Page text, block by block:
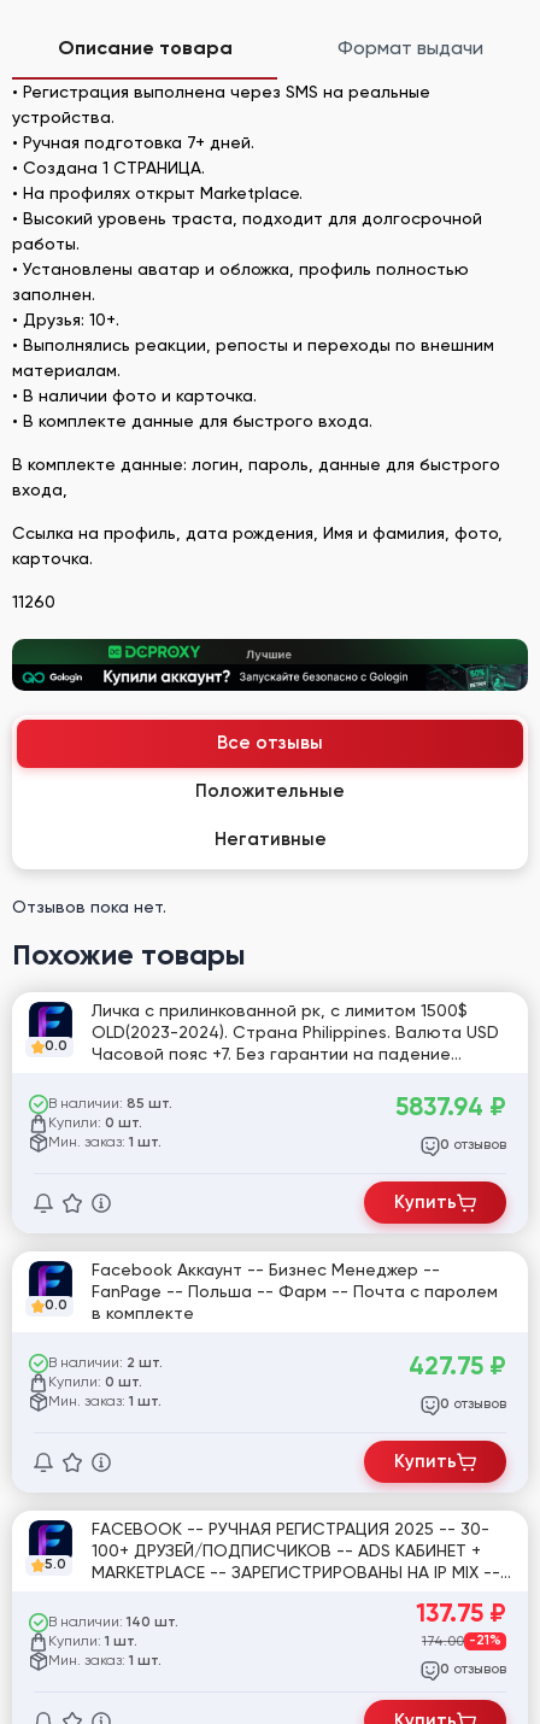
Описание товара Формат выдачи
• Регистрация выполнена через SMS на реальные
устройства.
• Ручная подготовка 7+ дней.
• Создана 1 СТРАНИЦА.
• На профилях открыт Marketplace.
• Высокий уровень траста, подходит для долгосрочной
работы.
• Установлены аватар и обложка, профиль полностью
заполнен.
• Друзья: 10+.
• Выполнялись реакции, репосты и переходы по внешним
материалам.
• В наличии фото и карточка.
• В комплекте данные для быстрого входа.
В комплекте данные: логин, пароль, данные для быстрого
входа,
Ссылка на профиль, дата рождения, Имя и фамилия, фото,
карточка.
11260
Все отзывы
Положительные
Негативные
Отзывов пока нет.
Похожие товары
0.0
Личка с прилинкованной рк, с лимитом 1500$
OLD(2023-2024). Страна Philippines. Валюта USD
Часовой пояс +7. Без гарантии на падение
В наличии: 85 шт.
Купили: 0 шт.
Мин. заказ: 1 шт.
5837.94 ₽
0 отзывов
Купить
0.0
Facebook Аккаунт -- Бизнес Менеджер --
FanPage -- Польша -- Фарм -- Почта с паролем
в комплекте
В наличии: 2 шт.
Купили: 0 шт.
Мин. заказ: 1 шт.
427.75 ₽
0 отзывов
Купить
5.0
FACEBOOK -- РУЧНАЯ РЕГИСТРАЦИЯ 2025 -- 30-
100+ ДРУЗЕЙ/ПОДПИСЧИКОВ -- ADS КАБИНЕТ +
MARKETPLACE -- ЗАРЕГИСТРИРОВАНЫ НА IP MIX --
В наличии: 140 шт.
Купили: 1 шт.
Мин. заказ: 1 шт.
137.75 ₽
174.00 -21%
0 отзывов